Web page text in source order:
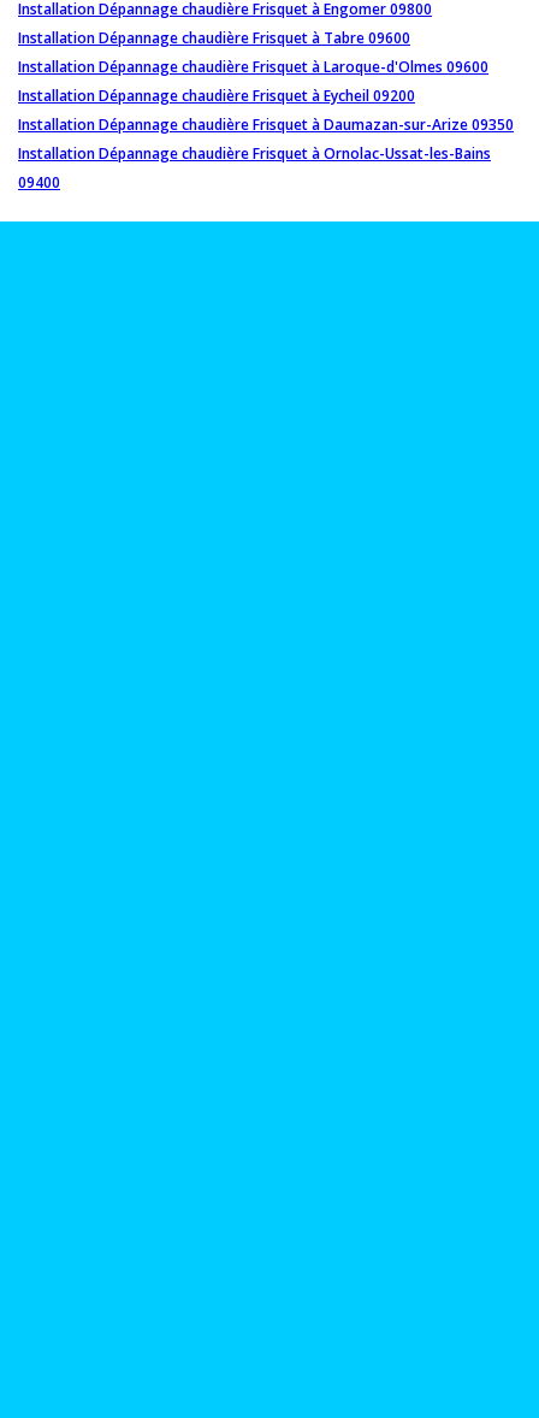
Installation Dépannage chaudière Frisquet à Engomer 09800
Installation Dépannage chaudière Frisquet à Tabre 09600
Installation Dépannage chaudière Frisquet à Laroque-d'Olmes 09600
Installation Dépannage chaudière Frisquet à Eycheil 09200
Installation Dépannage chaudière Frisquet à Daumazan-sur-Arize 09350
Installation Dépannage chaudière Frisquet à Ornolac-Ussat-les-Bains
09400